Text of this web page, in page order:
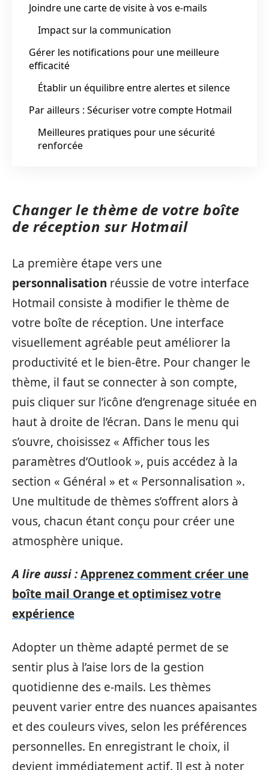
Joindre une carte de visite à vos e-mails
Impact sur la communication
Gérer les notifications pour une meilleure
efficacité
Établir un équilibre entre alertes et silence
Par ailleurs : Sécuriser votre compte Hotmail
Meilleures pratiques pour une sécurité
renforcée
Changer le thème de votre boîte
de réception sur Hotmail
La première étape vers une
personnalisation réussie de votre interface
Hotmail consiste à modifier le thème de
votre boîte de réception. Une interface
visuellement agréable peut améliorer la
productivité et le bien-être. Pour changer le
thème, il faut se connecter à son compte,
puis cliquer sur l’icône d’engrenage située en
haut à droite de l’écran. Dans le menu qui
s’ouvre, choisissez « Afficher tous les
paramètres d’Outlook », puis accédez à la
section « Général » et « Personnalisation ».
Une multitude de thèmes s’offrent alors à
vous, chacun étant conçu pour créer une
atmosphère unique.
A lire aussi :Apprenez comment créer une
boîte mail Orange et optimisez votre
expérience
Adopter un thème adapté permet de se
sentir plus à l’aise lors de la gestion
quotidienne des e-mails. Les thèmes
peuvent varier entre des nuances apaisantes
et des couleurs vives, selon les préférences
personnelles. En enregistrant le choix, il
devient immédiatement actif. Il est à noter